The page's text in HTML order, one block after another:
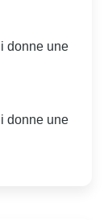
donne une
donne une